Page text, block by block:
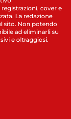
cover e
La redazione
sito. Non potendo
ad eliminarli su
e oltraggiosi.